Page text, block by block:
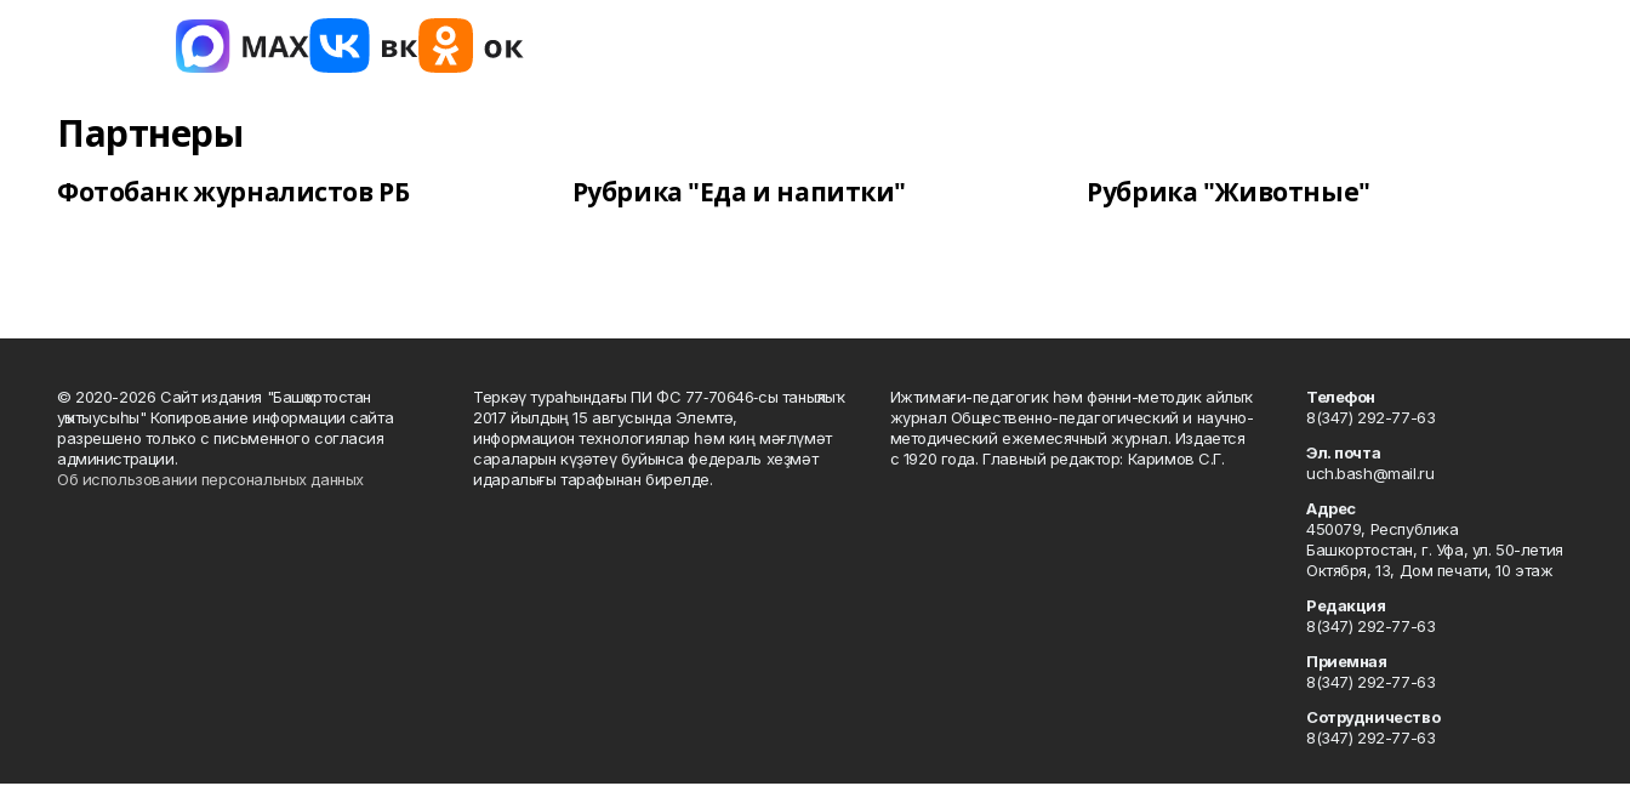
Партнеры
Фотобанк журналистов РБ Рубрика "Еда и напитки" Рубрика "Животные"
© 2020-2026 Сайт издания "Башҡортостан
уҡытыусыһы" Копирование информации сайта
разрешено только с письменного согласия
администрации.
Об использовании персональных данных
Теркәү тураһындағы ПИ ФС 77‑70646‑сы таныҡлыҡ
2017 йылдың 15 авгусында Элемтә,
информацион технологиялар һәм киң мәғлүмәт
сараларын күҙәтеү буйынса федераль хеҙмәт
идаралығы тарафынан бирелде.
Ижтимағи-педагогик һәм фәнни-методик айлыҡ
журнал Общественно-педагогический и научно-
методический ежемесячный журнал. Издается
с 1920 года. Главный редактор: Каримов С.Г.
Телефон
8(347) 292-77-63
Эл. почта
uch.bash@mail.ru
Адрес
450079, Республика
Башкортостан, г. Уфа, ул. 50-летия
Октября, 13, Дом печати, 10 этаж
Редакция
8(347) 292-77-63
Приемная
8(347) 292-77-63
Сотрудничество
8(347) 292-77-63